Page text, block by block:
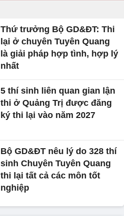
Thứ trưởng Bộ GD&ĐT: Thi
lại ở chuyên Tuyên Quang
là giải pháp hợp tình, hợp lý
nhất
5 thí sinh liên quan gian lận
thi ở Quảng Trị được đăng
ký thi lại vào năm 2027
Bộ GD&ĐT nêu lý do 328 thí
sinh Chuyên Tuyên Quang
thi lại tất cả các môn tốt
nghiệp